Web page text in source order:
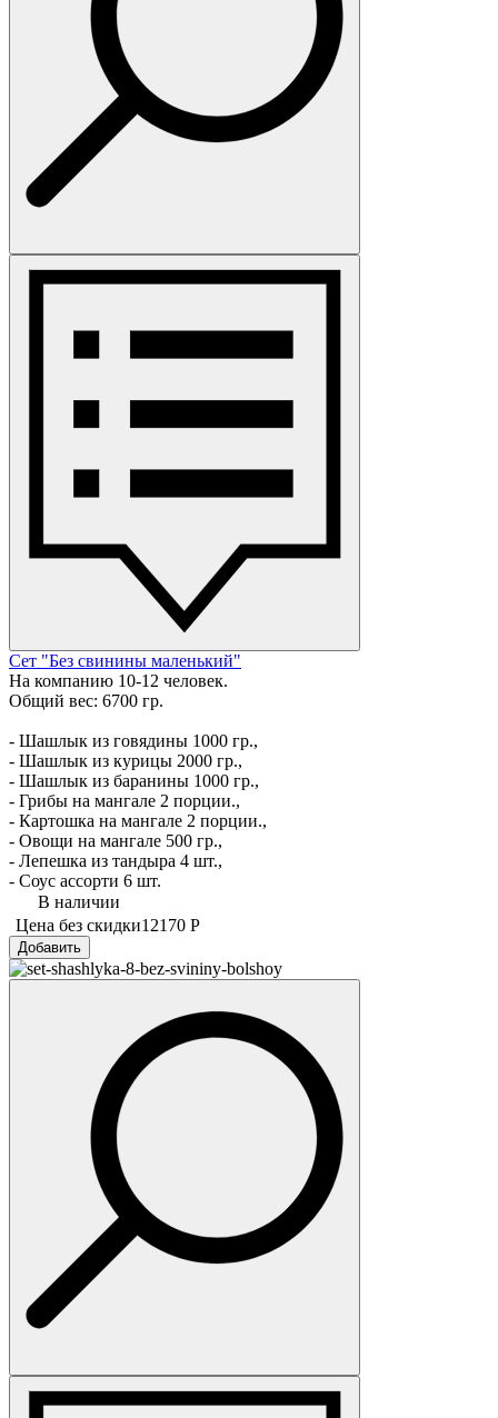
Сет "Без свинины маленький"
На компанию 10-12 человек.
Общий вес: 6700 гр.
- Шашлык из говядины 1000 гр.,
- Шашлык из курицы 2000 гр.,
- Шашлык из баранины 1000 гр.,
- Грибы на мангале 2 порции.,
- Картошка на мангале 2 порции.,
- Овощи на мангале 500 гр.,
- Лепешка из тандыра 4 шт.,
- Соус ассорти 6 шт.
В наличии
Цена без скидки12170 Р
Добавить